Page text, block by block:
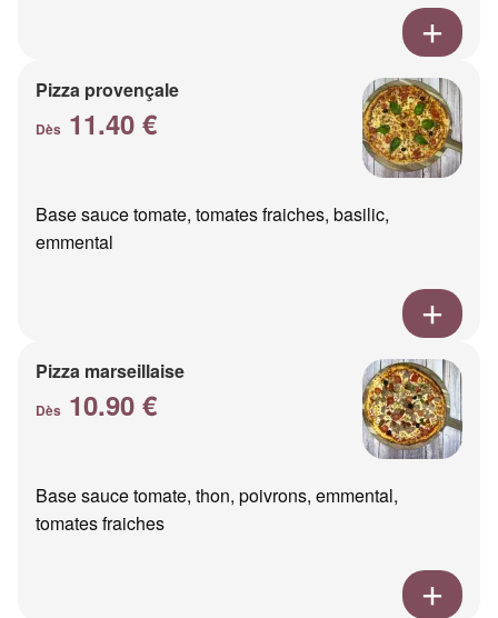
Pizza provençale
Dès 11.40 €
Base sauce tomate, tomates fraiches, basilic,
emmental
Pizza marseillaise
Dès 10.90 €
Base sauce tomate, thon, poivrons, emmental,
tomates fraiches